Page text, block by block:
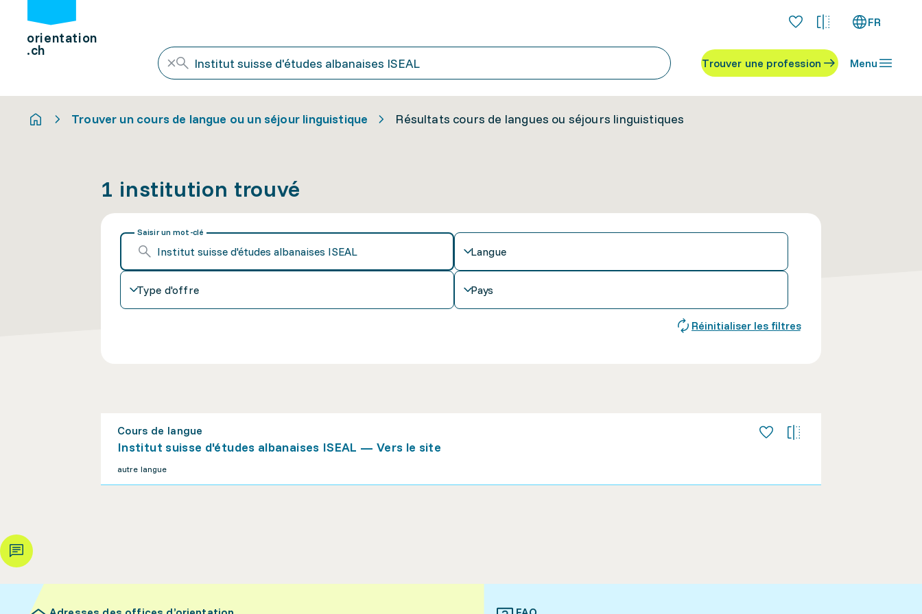
orientation
.ch
FR
Trouver une profession Menu
Trouver un cours de langue ou un séjour linguistique Résultats cours de langues ou séjours linguistiques
1 institution trouvé
Saisir un mot-clé
Langue
Type d'offre Pays
Réinitialiser les filtres
Cours de langue
Institut suisse d'études albanaises ISEAL — Vers le site
autre langue